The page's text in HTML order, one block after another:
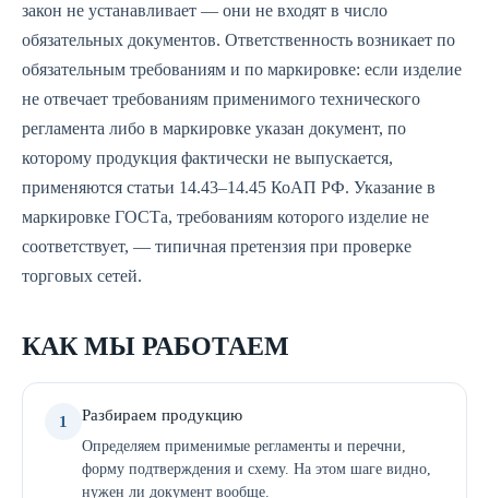
закон не устанавливает — они не входят в число
обязательных документов. Ответственность возникает по
обязательным требованиям и по маркировке: если изделие
не отвечает требованиям применимого технического
регламента либо в маркировке указан документ, по
которому продукция фактически не выпускается,
применяются статьи 14.43–14.45 КоАП РФ. Указание в
маркировке ГОСТа, требованиям которого изделие не
соответствует, — типичная претензия при проверке
торговых сетей.
КАК МЫ РАБОТАЕМ
1 Разбираем продукцию
Определяем применимые регламенты и перечни,
форму подтверждения и схему. На этом шаге видно,
нужен ли документ вообще.